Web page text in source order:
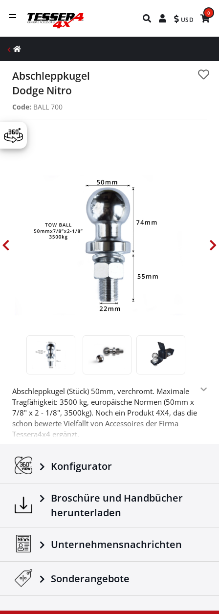
USD
0
Abschleppkugel
Dodge Nitro
Code: BALL 700
Abschleppkugel (Stück) 50mm, verchromt. Maximale
Tragfähigkeit: 3500 kg, europäische Normen (50mm x
7/8" x 2 - 1/8", 3500kg). Noch ein Produkt 4X4, das die
schon bewerte Vielfallt von Accessoires der Firma
Tessera4x4 ergänzt.
Konfigurator
Broschüre und Handbücher
herunterladen
Unternehmensnachrichten
Sonderangebote